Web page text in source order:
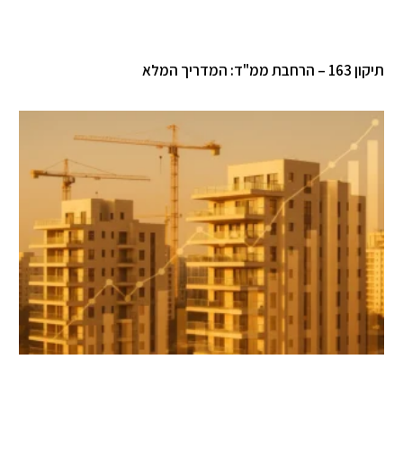
תיקון 163 – הרחבת ממ"ד: המדריך המלא